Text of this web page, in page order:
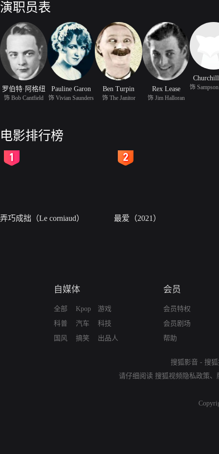
演职员表
罗伯特·阿格纽
饰 Bob Cantfield
Pauline Garon
饰 Vivian Saunders
Ben Turpin
饰 The Janitor
Rex Lease
饰 Jim Halloran
电影排行榜
弄巧成拙（Le corniaud） 最爱（2021）
自媒体
全部
科普
国风
Kpop
汽车
搞笑
游戏
科技
出品人
会员
会员特权
会员剧场
帮助
搜狐影音 - 搜
请仔细阅读 搜狐视频隐私政策、